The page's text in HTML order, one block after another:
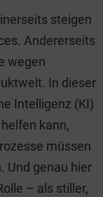
steigen
Andererseits
wegen
In dieser
Intelligenz (KI)
kann,
müssen
Und genau hier
– als stiller,